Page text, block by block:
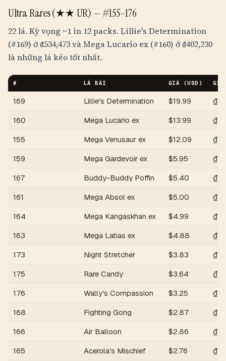
Ultra Rares (★★ UR) —#155–176
22 lá. Kỳ vọng ~1 in 12 packs. Lillie's Determination
(#169) ở₫534,473và Mega Lucario ex (#160) ở₫402,230
là những lá kéo tốt nhất.
# LÁ BÀI GIÁ (USD)
169 Lillie's Determination $19.99
160
Mega Lucario ex $13.99
155
Mega Venusaur ex $12.09
159
Mega Gardevoir ex $5.95
167
Buddy-Buddy Poffin $5.40
161
Mega Absol ex $5.00
164
Mega Kangaskhan ex $4.99
163
Mega Latias ex $4.88
173
Night Stretcher $3.83
175
Rare Candy $3.64
176
Wally's Compassion $3.25
168
Fighting Gong $2.87
166
Air Balloon $2.86
165
Acerola's Mischief $2.76